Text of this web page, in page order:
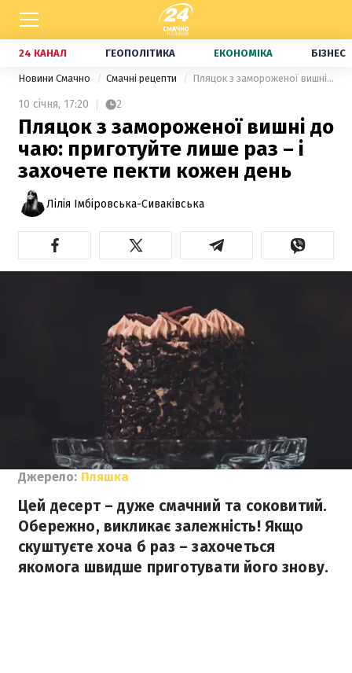
24 КАНАЛ ГЕОПОЛІТИКА ЕКОНОМІКА БІЗНЕС
Новини Смачно Смачні рецепти Пляцок з замороженої вишні до чаю: приготуйте лише раз – і захочете пекти кожен день
10 січня, 17:20 2
Пляцок з замороженої вишні до
чаю: приготуйте лише раз – і
захочете пекти кожен день
Лілія Імбіровська-Сиваківська
Джерело: Пляшка
Цей десерт – дуже смачний та соковитий.
Обережно, викликає залежність! Якщо
скуштуєте хоча б раз – захочеться
якомога швидше приготувати його знову.